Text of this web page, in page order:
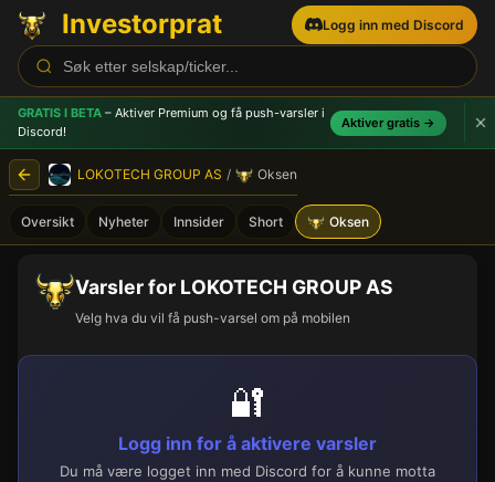
Investorprat Logg inn med Discord
GRATIS I BETA – Aktiver Premium og få push-varsler i
Discord!
Aktiver gratis →
LOKOTECH GROUP AS / Oksen
Oversikt Nyheter Innsider Short Oksen
Varsler for LOKOTECH GROUP AS
Velg hva du vil få push-varsel om på mobilen
🔐
Logg inn for å aktivere varsler
Du må være logget inn med Discord for å kunne motta